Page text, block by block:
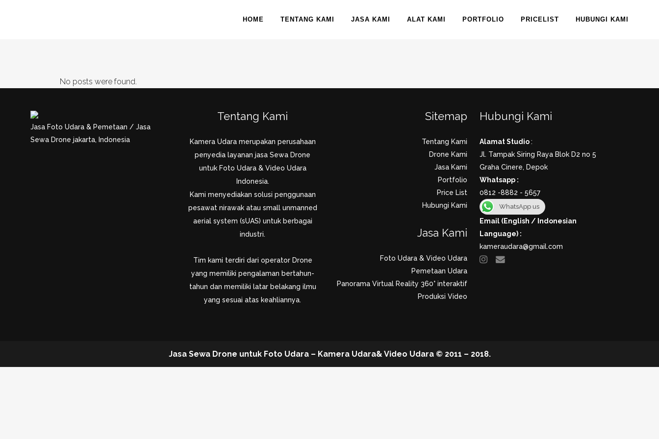
HOME TENTANG KAMI JASA KAMI ALAT KAMI PORTFOLIO PRICELIST HUBUNGI KAMI
No posts were found.
Jasa Foto Udara & Pemetaan / Jasa
Sewa Drone jakarta, Indonesia
Tentang Kami
Kamera Udara merupakan perusahaan
penyedia layanan jasa Sewa Drone
untuk Foto Udara & Video Udara
Indonesia.
Kami menyediakan solusi penggunaan
pesawat nirawak atau small unmanned
aerial system (sUAS) untuk berbagai
industri.
Tim kami terdiri dari operator Drone
yang memiliki pengalaman bertahun-
tahun dan memiliki latar belakang ilmu
yang sesuai atas keahliannya.
Sitemap
Tentang Kami
Drone Kami
Jasa Kami
Portfolio
Price List
Hubungi Kami
Jasa Kami
Foto Udara & Video Udara
Pemetaan Udara
Panorama Virtual Reality 360° interaktif
Produksi Video
Hubungi Kami
Alamat Studio :
Jl. Tampak Siring Raya Blok D2 no 5
Graha Cinere, Depok
Whatsapp :
0812 -8882 - 5657
WhatsApp us
Email (English / Indonesian
Language) :
kameraudara@gmail.com
Jasa Sewa Drone untuk Foto Udara – Kamera Udara& Video Udara © 2011 – 2018.